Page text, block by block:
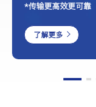
*传输更高效更可靠
了解更多